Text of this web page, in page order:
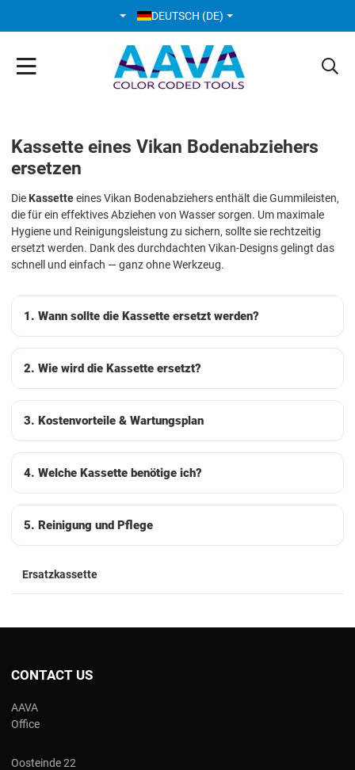
SPRACHE AUSWÄHLEN
DEUTSCH (DE)
Ersatzkassette
Kassette eines Vikan Bodenabziehers
ersetzen
Die Kassetteeines Vikan Bodenabziehers enthält die Gummileisten,
die für ein effektives Abziehen von Wasser sorgen. Um maximale
Hygiene und Reinigungsleistung zu sichern, sollte sie rechtzeitig
ersetzt werden. Dank des durchdachten Vikan-Designs gelingt das
schnell und einfach — ganz ohne Werkzeug.
1. Wann sollte die Kassette ersetzt werden?
2. Wie wird die Kassette ersetzt?
3. Kostenvorteile & Wartungsplan
4. Welche Kassette benötige ich?
5. Reinigung und Pflege
CONTACT US
AAVA
Office
Oosteinde 22